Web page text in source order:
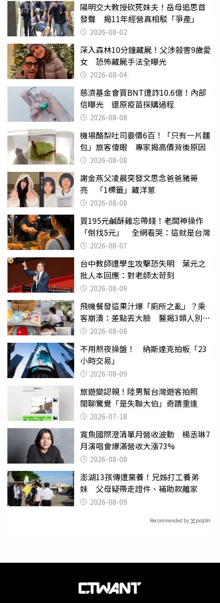
陽明交大教授砍死妹夫！岳母追思首
發聲 揭11年經營真相駁「爭產」
2026-08-02
深入森林10分鐘藏屍！父涉殺害9歲愛
女 恐怖藏屍手法全曝光
2026-08-04
慈濟基金會買BNT遭詐10.6億！內部
信曝光 還原疫苗採購過程
2026-08-08
機場酪梨吐司要價6百！「只有一片麵
包」旅客傻眼 專家揭高價背後原因
2026-08-08
謝金燕父凌晨突發文思念爸爸豬哥
亮 「1標籤」藏洋蔥
2026-08-08
買195元鹹酥雞忘帶錢！老闆神操作
「倒找5元」 全網看哭：這就是台灣
2026-08-07
台中教師遭學生攻擊恐失明 葉元之
批人本回應：對老師太苛刻
2026-08-09
飛機餐發這果汁爆「廁所之亂」？乘
客崩潰：差點丟大臉 醫揭3類人別亂
喝 2026-08-08
不用熬夜操盤！ 納斯達克拍板「23
小時交易」
2026-08-09
旅遊變認親！陸男幫台灣遊客拍照
閒聊驚覺「是失聯大伯」奇蹟重逢
2026-07-18
寬魚國際澄清單月營收波動 楊丞琳7
月演唱會爆滿營收大漲73%
2026-08-08
澎湖13孩傳遭棄養！兄姊打工養弟
妹 父母疑帶走證件、補助款離家
2026-08-09
Recommended by